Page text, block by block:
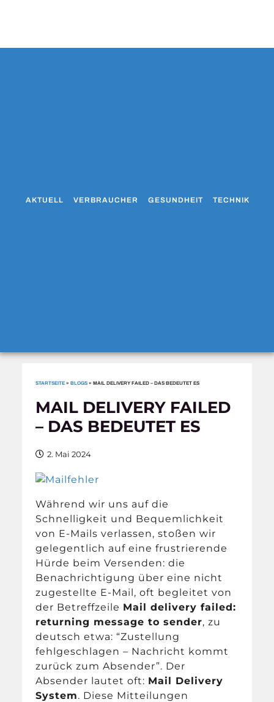
AKTUELL VERBRAUCHER GESUNDHEIT TECHNIK
STARTSEITE »BLOGS »MAIL DELIVERY FAILED – DAS BEDEUTET ES
MAIL DELIVERY FAILED
– DAS BEDEUTET ES
2. Mai 2024
Während wir uns auf die
Schnelligkeit und Bequemlichkeit
von E-Mails verlassen, stoßen wir
gelegentlich auf eine frustrierende
Hürde beim Versenden: die
Benachrichtigung über eine nicht
zugestellte E-Mail, oft begleitet von
der Betreffzeile Mail delivery failed:
returning message to sender, zu
deutsch etwa: “Zustellung
fehlgeschlagen – Nachricht kommt
zurück zum Absender”. Der
Absender lautet oft: Mail Delivery
System. Diese Mitteilungen